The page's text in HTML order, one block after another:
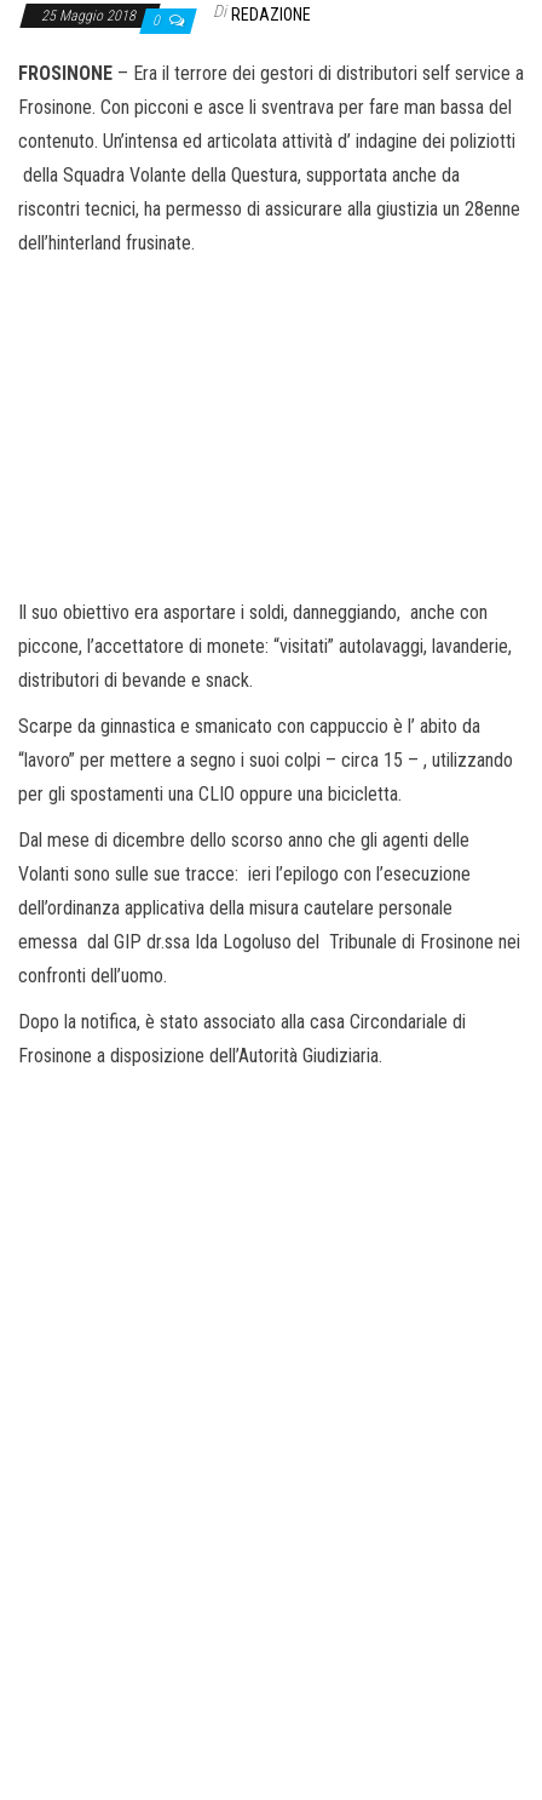
25 Maggio 2018 0 Di REDAZIONE
FROSINONE – Era il terrore dei gestori di distributori self service a
Frosinone. Con picconi e asce li sventrava per fare man bassa del
contenuto. Un’intensa ed articolata attività d’ indagine dei poliziotti
della Squadra Volante della Questura, supportata anche da
riscontri tecnici, ha permesso di assicurare alla giustizia un 28enne
dell’hinterland frusinate.
Il suo obiettivo era asportare i soldi, danneggiando, anche con
piccone, l’accettatore di monete: “visitati” autolavaggi, lavanderie,
distributori di bevande e snack.
Scarpe da ginnastica e smanicato con cappuccio è l’ abito da
“lavoro” per mettere a segno i suoi colpi – circa 15 – , utilizzando
per gli spostamenti una CLIO oppure una bicicletta.
Dal mese di dicembre dello scorso anno che gli agenti delle
Volanti sono sulle sue tracce: ieri l’epilogo con l’esecuzione
dell’ordinanza applicativa della misura cautelare personale
emessa dal GIP dr.ssa Ida Logoluso del Tribunale di Frosinone nei
confronti dell’uomo.
Dopo la notifica, è stato associato alla casa Circondariale di
Frosinone a disposizione dell’Autorità Giudiziaria.